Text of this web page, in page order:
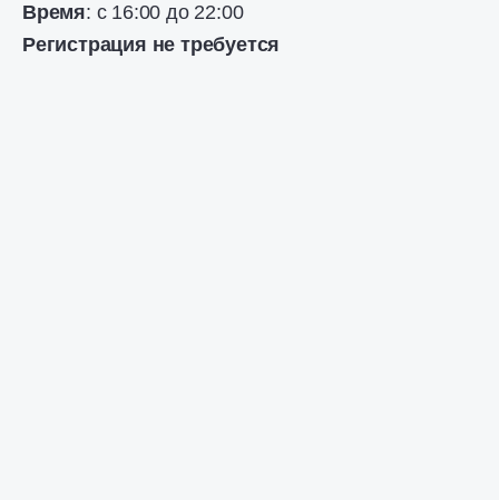
Время: с 16:00 до 22:00
Регистрация не требуется